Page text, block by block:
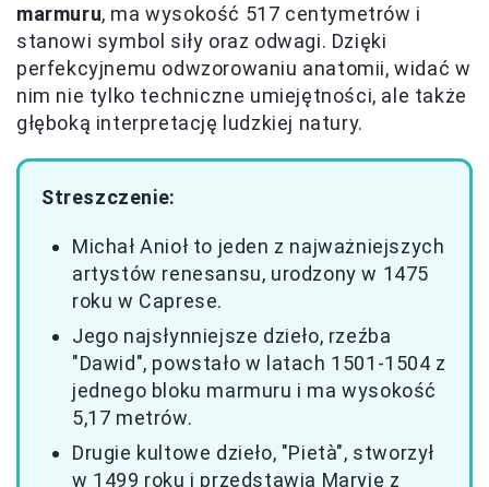
marmuru, ma wysokość 517 centymetrów i
stanowi symbol siły oraz odwagi. Dzięki
perfekcyjnemu odwzorowaniu anatomii, widać w
nim nie tylko techniczne umiejętności, ale także
głęboką interpretację ludzkiej natury.
Streszczenie:
Michał Anioł to jeden z najważniejszych
artystów renesansu, urodzony w 1475
roku w Caprese.
Jego najsłynniejsze dzieło, rzeźba
"Dawid", powstało w latach 1501-1504 z
jednego bloku marmuru i ma wysokość
5,17 metrów.
Drugie kultowe dzieło, "Pietà", stworzył
w 1499 roku i przedstawia Maryję z